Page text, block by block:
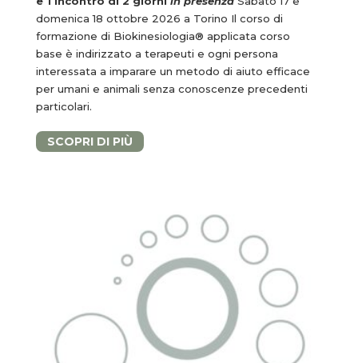
domenica 18 ottobre 2026 a Torino Il corso di
formazione di Biokinesiologia® applicata corso
base è indirizzato a terapeuti e ogni persona
interessata a imparare un metodo di aiuto efficace
per umani e animali senza conoscenze precedenti
particolari.
SCOPRI DI PIÙ